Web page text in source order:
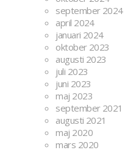
september 2024
april 2024
januari 2024
oktober 2023
augusti 2023
juli 2023
juni 2023
maj 2023
september 2021
augusti 2021
maj 2020
mars 2020